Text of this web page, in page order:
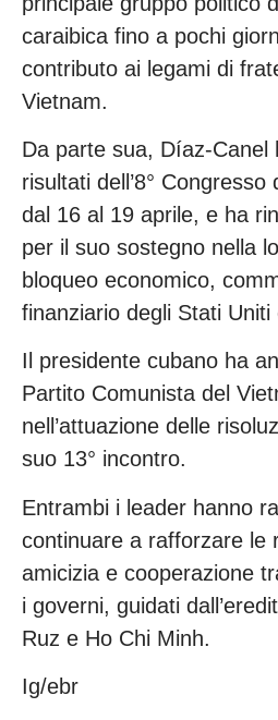
caraibica fino a pochi
contributo ai legami di
Vietnam.
Da parte sua, Díaz-Canel
risultati dell’8°
dal 16 al 19 aprile, e ha
per il suo sostegno nella
bloqueo economico,
finanziario degli Stati Uniti
Il presidente cubano ha
Partito Comunista del
nell’attuazione delle
suo 13° incontro.
Entrambi i leader hanno
continuare a rafforzare le
amicizia e cooperazione
i governi, guidati
Ruz e Ho Chi Minh.
Ig/ebr